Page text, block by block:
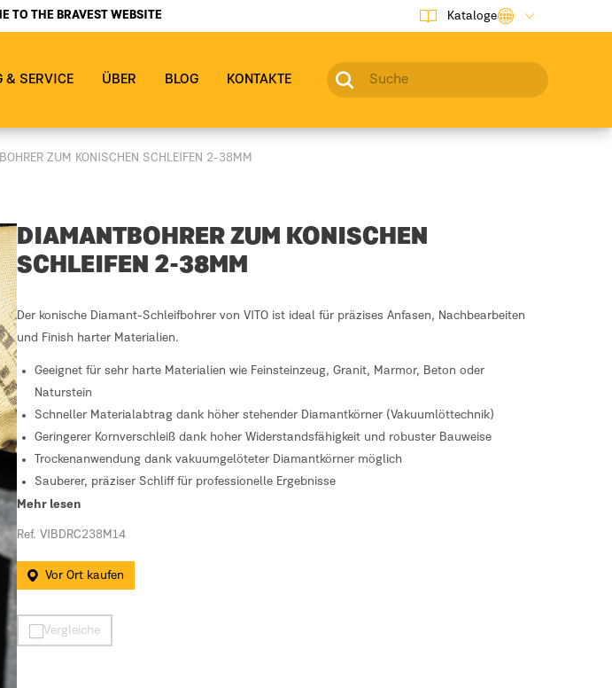
TO THE BRAVEST WEBSITE Kataloge
& SERVICE ÜBER BLOG KONTAKTE
ZUM KONISCHEN SCHLEIFEN 2-38MM
DIAMANTBOHRER ZUM KONISCHEN
SCHLEIFEN 2-38MM
Der konische Diamant-Schleifbohrer von VITO ist ideal für präzises Anfasen, Nachbearbeiten
und Finish harter Materialien.
Geeignet für sehr harte Materialien wie Feinsteinzeug, Granit, Marmor, Beton oder
Naturstein
Schneller Materialabtrag dank höher stehender Diamantkörner (Vakuumlöttechnik)
Geringerer Kornverschleiß dank hoher Widerstandsfähigkeit und robuster Bauweise
Trockenanwendung dank vakuumgelöteter Diamantkörner möglich
Sauberer, präziser Schliff für professionelle Ergebnisse
Langlebig dank geringem Verschleiß
Mehr lesen
Ref. VIBDRC238M14
Vor Ort kaufen
Vergleiche